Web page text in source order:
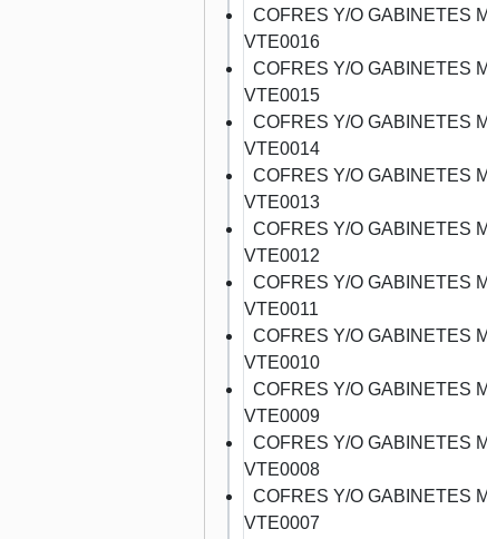
COFRES Y/O GABINETES
VTE0016
COFRES Y/O GABINETES
VTE0015
COFRES Y/O GABINETES
VTE0014
COFRES Y/O GABINETES
VTE0013
COFRES Y/O GABINETES
VTE0012
COFRES Y/O GABINETES
VTE0011
COFRES Y/O GABINETES
VTE0010
COFRES Y/O GABINETES
VTE0009
COFRES Y/O GABINETES
VTE0008
COFRES Y/O GABINETES
VTE0007